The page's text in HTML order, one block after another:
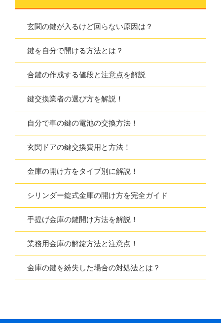
玄関の鍵が入るけど回らない原因は？
鍵を自分で開ける方法とは？
合鍵の作成する値段と注意点を解説
鍵交換業者の選び方を解説！
自分で車の鍵の電池の交換方法！
玄関ドアの鍵交換費用と方法！
金庫の開け方をタイプ別に解説！
シリンダー錠式金庫の開け方を完全ガイド
手提げ金庫の鍵開け方法を解説！
業務用金庫の解錠方法と注意点！
金庫の鍵を紛失した場合の対処法とは？